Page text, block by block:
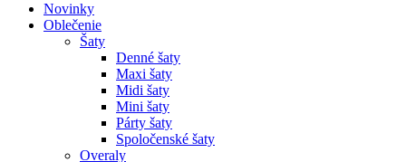
Novinky
Oblečenie
Šaty
Denné šaty
Maxi šaty
Midi šaty
Mini šaty
Párty šaty
Spoločenské šaty
Overaly